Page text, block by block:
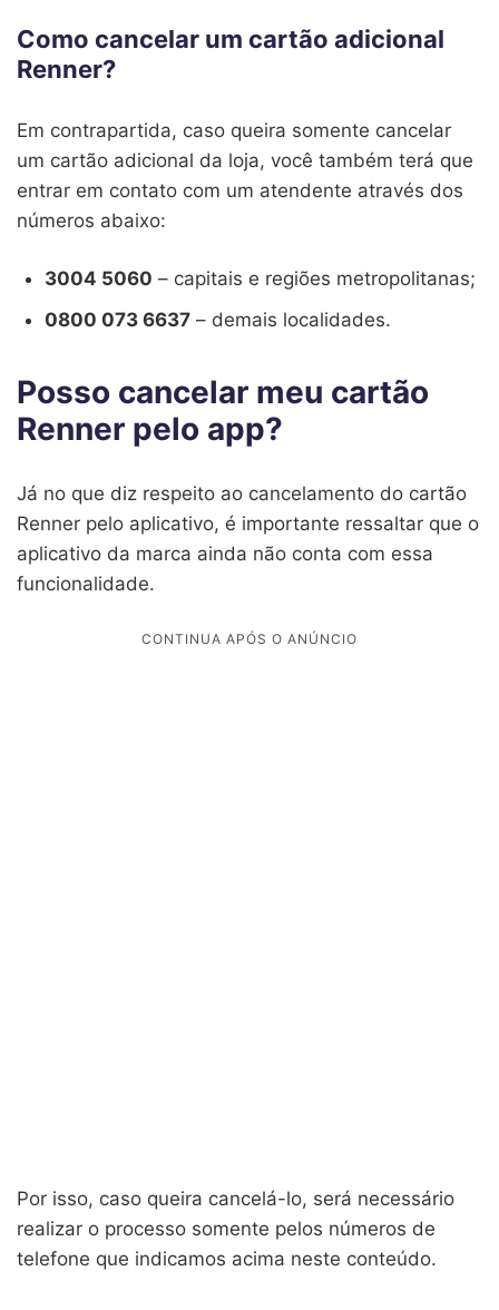
Como cancelar um cartão adicional
Renner?
Em contrapartida, caso queira somente cancelar
um cartão adicional da loja, você também terá que
entrar em contato com um atendente através dos
números abaixo:
3004 5060 – capitais e regiões metropolitanas;
0800 073 6637 – demais localidades.
Posso cancelar meu cartão
Renner pelo app?
Já no que diz respeito ao cancelamento do cartão
Renner pelo aplicativo, é importante ressaltar que o
aplicativo da marca ainda não conta com essa
funcionalidade.
Por isso, caso queira cancelá-lo, será necessário
realizar o processo somente pelos números de
telefone que indicamos acima neste conteúdo.